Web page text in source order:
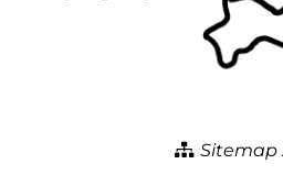
Sitemap